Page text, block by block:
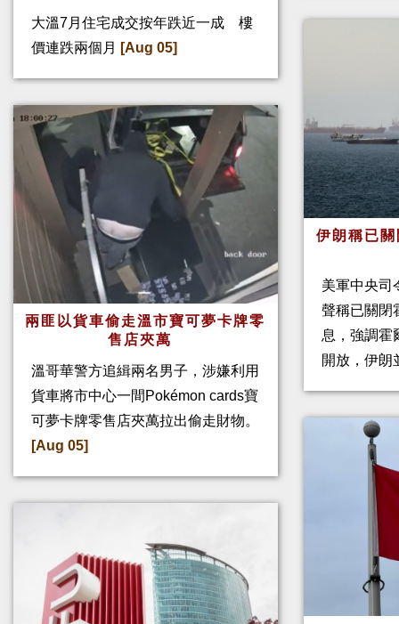
大溫7月住宅成交按年跌近一成 樓
價連跌兩個月
[Aug 05]
兩匪以貨車偷走溫市寶可夢卡牌零
售店夾萬
溫哥華警方追緝兩名男子，涉嫌利用
貨車將市中心一間Pokémon cards寶
可夢卡牌零售店夾萬拉出偷走財物。
[Aug 05]
伊朗稱已
美軍中央司
聲稱已關閉
息，強調霍
開放，伊